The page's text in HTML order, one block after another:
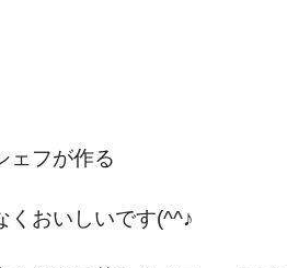
ェフが作る
くおいしいです(^^♪